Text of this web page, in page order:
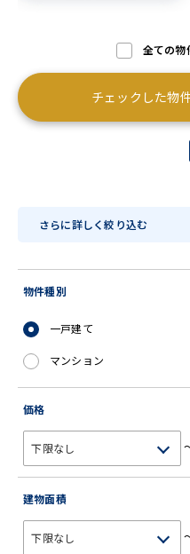
全ての物
チェックした物
さらに詳しく絞り込む
物件種別
一戸建て
マンション
価格
建物面積